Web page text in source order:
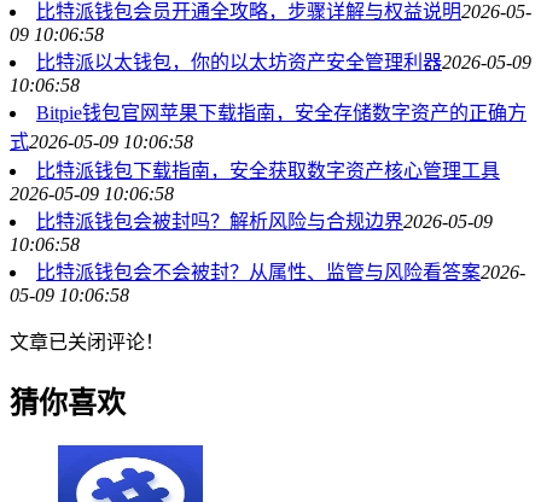
比特派钱包会员开通全攻略，步骤详解与权益说明2026-05-
09 10:06:58
比特派以太钱包，你的以太坊资产安全管理利器2026-05-09
10:06:58
Bitpie钱包官网苹果下载指南，安全存储数字资产的正确方
式2026-05-09 10:06:58
比特派钱包下载指南，安全获取数字资产核心管理工具
2026-05-09 10:06:58
比特派钱包会被封吗？解析风险与合规边界2026-05-09
10:06:58
比特派钱包会不会被封？从属性、监管与风险看答案2026-
05-09 10:06:58
文章已关闭评论！
猜你喜欢